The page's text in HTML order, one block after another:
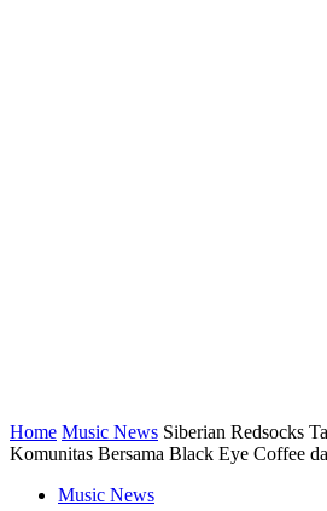
Home Music News Siberian Redsocks
Komunitas Bersama Black Eye Coffee
Music News